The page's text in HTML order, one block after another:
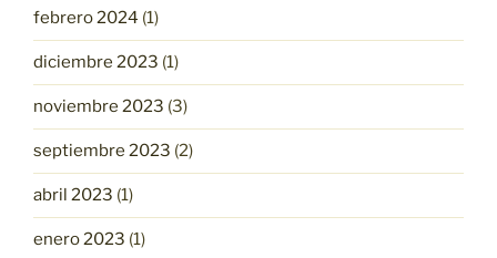
febrero 2024 (1)
diciembre 2023 (1)
noviembre 2023 (3)
septiembre 2023 (2)
abril 2023 (1)
enero 2023 (1)